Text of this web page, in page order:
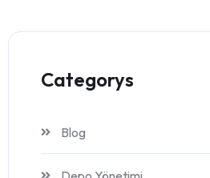
Categorys
Blog